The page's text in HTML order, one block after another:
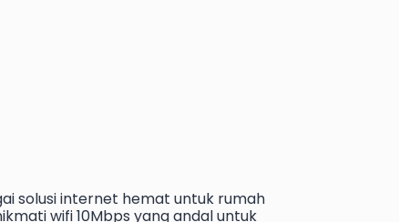
solusi internet hemat untuk rumah
wifi 10Mbps yang andal untuk